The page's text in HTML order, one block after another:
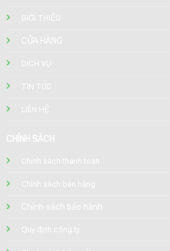
GIỚI THIỆU
CỬA HÀNG
DỊCH VỤ
TIN TỨC
LIÊN HỆ
CHÍNH SÁCH
Chính sách thanh toán
Chính sách bán hàng
Chính sách bảo hành
Quy định công ty